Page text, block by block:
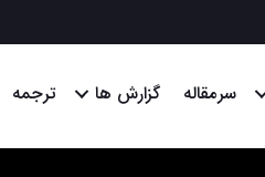
سرمقاله گزارش ها ترجمه